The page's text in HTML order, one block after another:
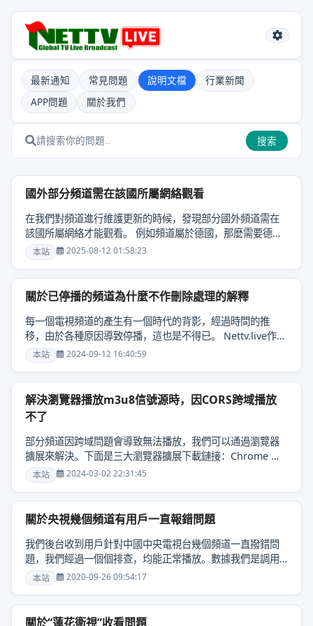
最新通知 常見問題 說明文檔
行業新聞
APP問題
關於我們
搜索
國外部分頻道需在該國所屬網絡觀看
在我們對頻道進行維護更新的時候，發現部分國外頻道需在
該國所屬網絡才能觀看。 例如頻道屬於德國，那麼需要德國
的網絡才能收看該頻道。 目前我們無法解決這個問題，爭取
能找到適合限制網絡的線路進行替換！......
本站 2025-08-12 01:58:23
關於已停播的頻道為什麼不作刪除處理的解釋
每一個電視頻道的產生有一個時代的背影，經過時間的推
移，由於各種原因導致停播，這也是不得已。 Nettv.live作為
一個收錄全球各地電視頻道和提供在線播放的服務平台，我
們見證了一個頻道的誕生和隕落。即使它們都停播了，但不
應該被遺忘。於是我們開設了一個專用的目錄來留戀這些曾
經輝煌過的頻道......
本站 2024-09-12 16:40:59
解決瀏覽器播放m3u8信號源時，因CORS跨域播放
不了
部分頻道因跨域問題會導致無法播放，我們可以通過瀏覽器
擴展來解決。下面是三大瀏覽器擴展下載鏈接：Chrome 谷
歌浏览器:
https://chrome.google.com/webstore/detail/cors-
unblock/lfhmikememgdcahcdlaciloancbhjino/Firefox
火狐浏览器: https://addons.mozilla.org/en-
US/firefox/addon/cors-unblock/Edge 微软浏览......
本站 2024-03-02 22:31:45
關於央視幾個頻道有用戶一直報錯問題
我們後台收到用戶針對中國中央電視台幾個頻道一直撥錯問
題，我們經過一個個排查，均能正常播放。數據我們是調用
咪咕視頻的接口，一直是正常播放的，請不要誤報！ 誤報會
增加我......
本站 2020-09-26 09:54:17
關於“蓮花衛視”收看問題